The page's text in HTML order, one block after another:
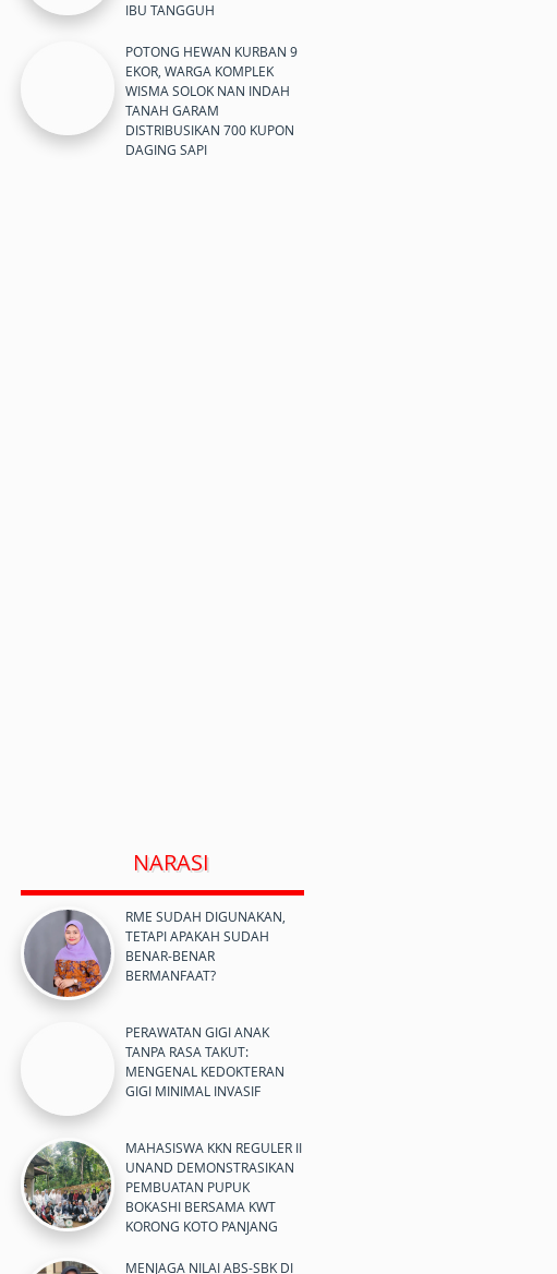
IBU TANGGUH
POTONG HEWAN KURBAN 9
EKOR, WARGA KOMPLEK
WISMA SOLOK NAN INDAH
TANAH GARAM
DISTRIBUSIKAN 700 KUPON
DAGING SAPI
NARASI
RME SUDAH DIGUNAKAN,
TETAPI APAKAH SUDAH
BENAR-BENAR
BERMANFAAT?
PERAWATAN GIGI ANAK
TANPA RASA TAKUT:
MENGENAL KEDOKTERAN
GIGI MINIMAL INVASIF
MAHASISWA KKN REGULER II
UNAND DEMONSTRASIKAN
PEMBUATAN PUPUK
BOKASHI BERSAMA KWT
KORONG KOTO PANJANG
MENJAGA NILAI ABS-SBK DI